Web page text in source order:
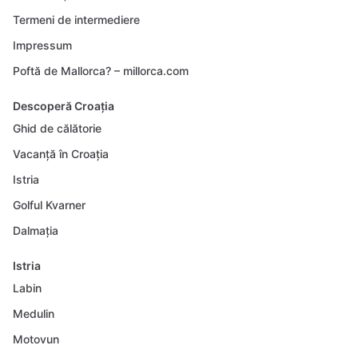
Termeni de intermediere
Impressum
Poftă de Mallorca? – millorca.com
Descoperă Croația
Ghid de călătorie
Vacanță în Croația
Istria
Golful Kvarner
Dalmația
Istria
Labin
Medulin
Motovun